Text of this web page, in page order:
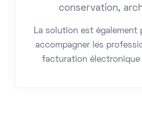
conservation,
La solution est également
accompagner les
facturation électronique